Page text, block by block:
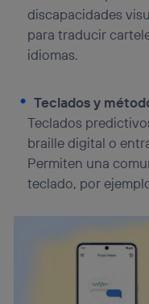
discapacidades
para traducir
idiomas.
Teclados y
Teclados
braille digital o
Permiten una
teclado, por